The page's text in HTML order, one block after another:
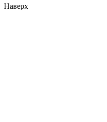
Наверх